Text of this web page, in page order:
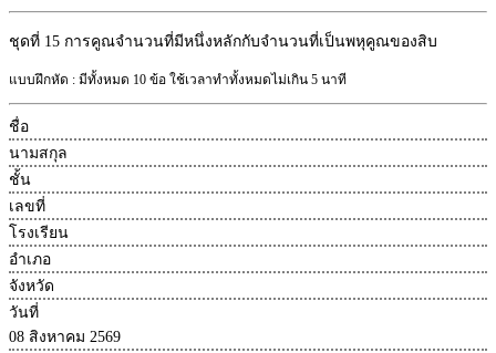
ชุดที่ 15 การคูณจำนวนที่มีหนึ่งหลักกับจำนวนที่เป็นพหุคูณของสิบ
แบบฝึกหัด : มีทั้งหมด 10 ข้อ ใช้เวลาทำทั้งหมดไม่เกิน 5 นาที
ชื่อ
นามสกุล
ชั้น
เลขที่
โรงเรียน
อำเภอ
จังหวัด
วันที่
08 สิงหาคม 2569